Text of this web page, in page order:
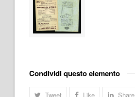
Condividi questo elemento
Tweet Like Share